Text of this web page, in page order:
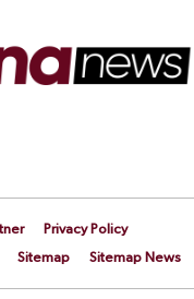
Privacy Policy
Sitemap Sitemap News